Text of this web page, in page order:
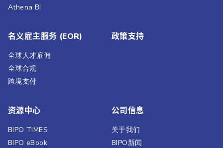
Athena BI
名义雇主服务 (EOR)
全球人才雇佣
全球合规
跨境支付
政策支持
资源中心
BIPO TIMES
BIPO eBook
公司信息
关于我们
BIPO新闻​